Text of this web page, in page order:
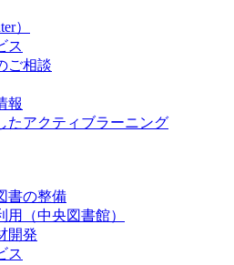
）
ス
ご相談
報
たアクティブラーニング
書の整備
（中央図書館）
開発
ス